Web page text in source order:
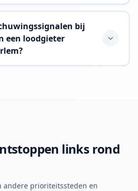
bij
een loodgieter
links rond
andere prioriteitssteden en